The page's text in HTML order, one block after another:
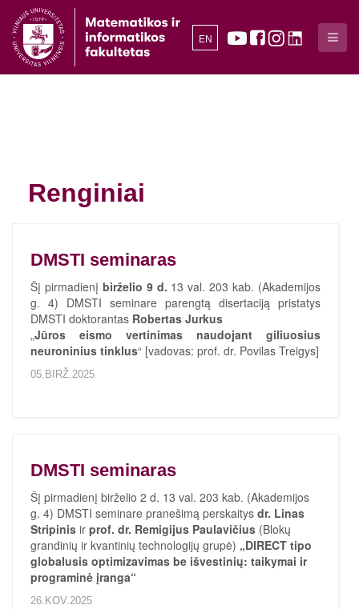
EN
Renginiai
DMSTI seminaras
Šį pirmadienį birželio 9 d. 13 val. 203 kab. (Akademijos
g. 4) DMSTI seminare parengtą disertaciją pristatys
DMSTI doktorantas Robertas Jurkus
„Jūros eismo vertinimas naudojant giliuosius
neuroninius tinklus“ [vadovas: prof. dr. Povilas Treigys]
05.BIRŽ.2025
DMSTI seminaras
Šį pirmadienį birželio 2 d. 13 val. 203 kab. (Akademijos
g. 4) DMSTI seminare pranešimą perskaitys dr. Linas
Stripinis ir prof. dr. Remigijus Paulavičius (Blokų
grandinių ir kvantinių technologijų grupė) „DIRECT tipo
globalusis optimizavimas be išvestinių: taikymai ir
programinė įranga“
26.KOV.2025